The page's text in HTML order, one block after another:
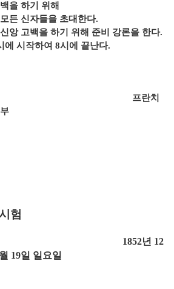
을 하기 위해
든 신자들을 초대한다.
앙 고백을 하기 위해 준비 강론을 한다.
에 시작하여 8시에 끝난다.
란치
험
1852년 12
월 19일 일요일